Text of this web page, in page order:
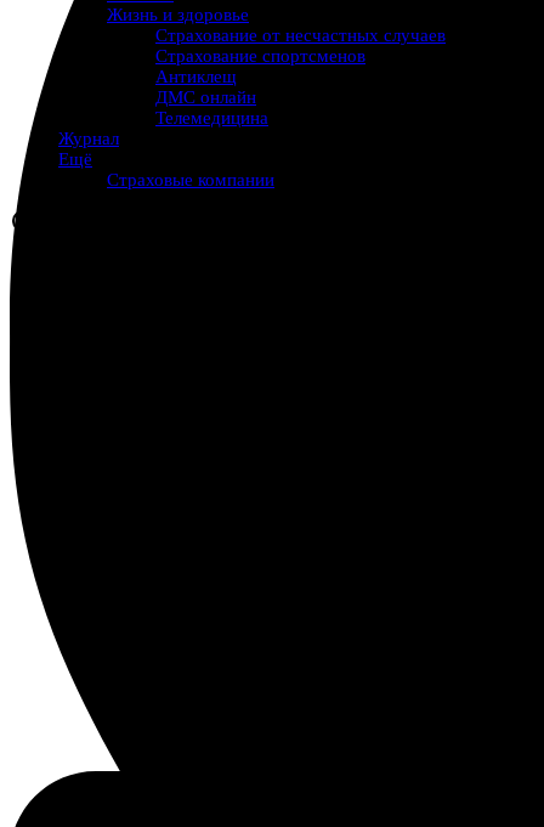
Жизнь и здоровье
Страхование от несчастных случаев
Страхование спортсменов
Антиклещ
ДМС онлайн
Телемедицина
Журнал
Ещё
Страховые компании